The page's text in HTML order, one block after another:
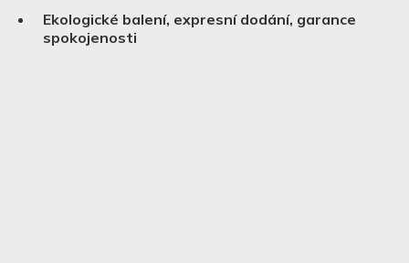
Ekologické balení, expresní dodání, garance
spokojenosti